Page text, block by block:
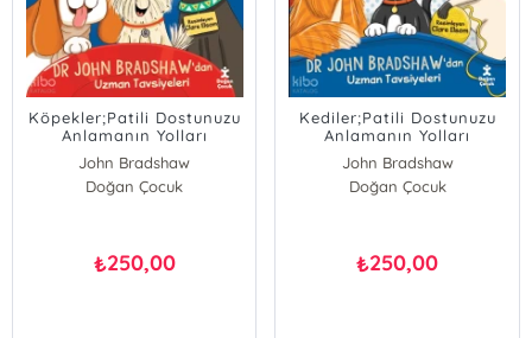
Köpekler;Patili Dostunuzu
Anlamanın Yolları
John Bradshaw
Doğan Çocuk
₺250,00
Kediler;Patili Dostunuzu
Anlamanın Yolları
John Bradshaw
Doğan Çocuk
₺250,00